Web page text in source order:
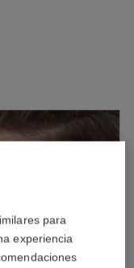
para
experiencia